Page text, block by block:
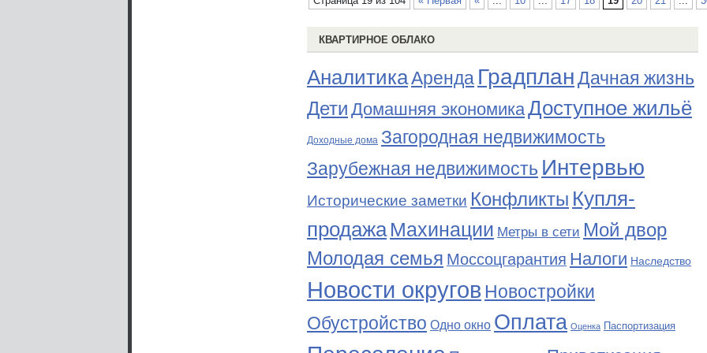
КВАРТИРНОЕ ОБЛАКО
АналитикаАренда ГрадпланДачная жизнь
Дети Домашняя экономикаДоступное жильё
Доходные дома Загородная недвижимость
Зарубежная недвижимость Интервью
Исторические заметки Конфликты Купля-
продажа Махинации Метры в сети Мой двор
Молодая семья Моссоцгарантия Налоги Наследство
Новости округов Новостройки
Обустройство Одно окно Оплата Оценка Паспортизация